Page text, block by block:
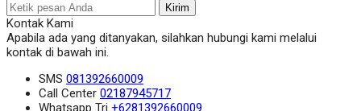
Kirim
Kontak Kami
Apabila ada yang ditanyakan, silahkan hubungi kami melalui
kontak di bawah ini.
SMS 081392660009
Call Center 02187945717
Whatsapp Tri +6281392660009